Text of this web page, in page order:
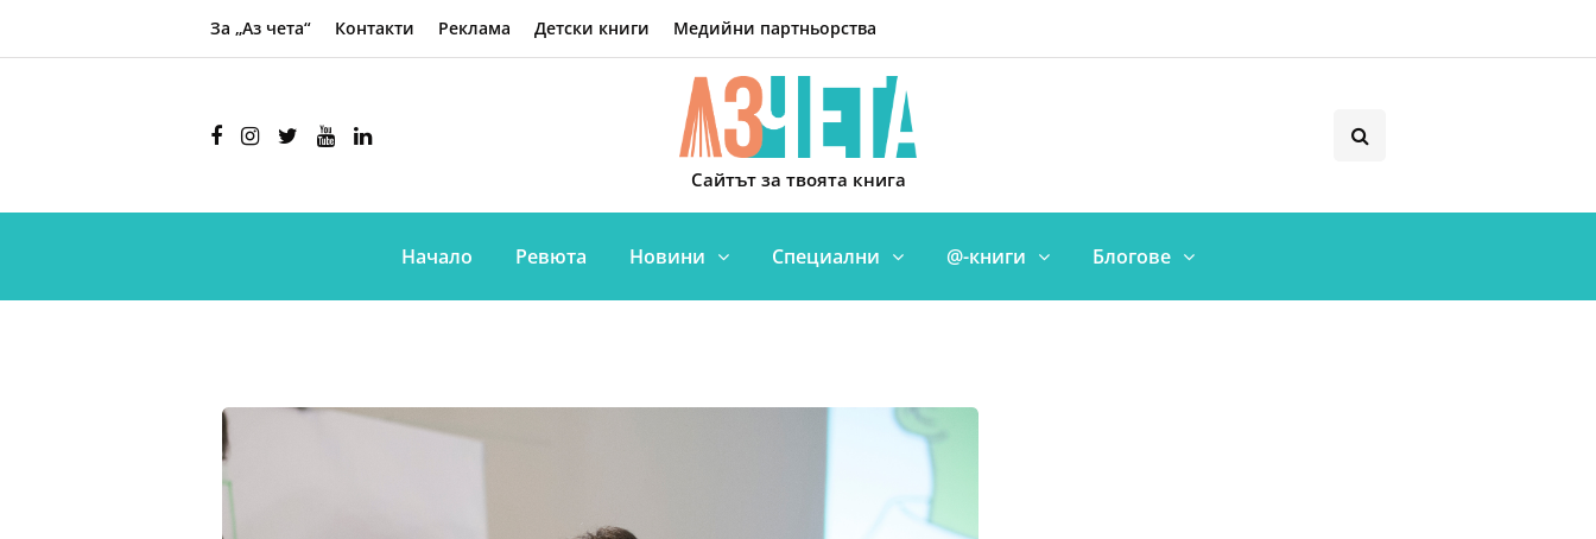
За „Аз чета“ Контакти Реклама Детски книги Медийни партньорства
Сайтът за твоята книга
Начало Ревюта Новини Специални @-книги Блогове